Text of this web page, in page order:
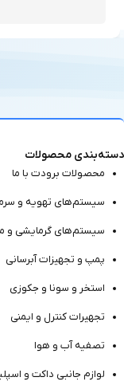
دسته‌بندی محصولات
محصولات برودت با ما
سیستم‌های تهویه و
سیستم‌های گرمایشی و
پمپ و تجهیزات آبرسانی
استخر و سونا و جکوزی
تجهیرات کنترل و ایمنی
تصفیه آب و هوا
لوازم جانبی داکت و